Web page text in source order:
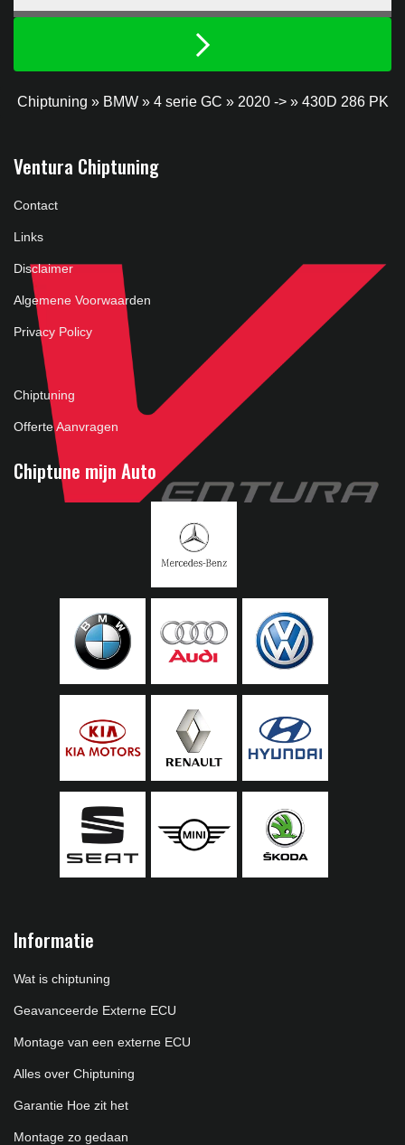
Chiptuning » BMW» 4 serie GC » 2020 ->» 430D 286 PK
Ventura Chiptuning
Contact
Links
Disclaimer
Algemene Voorwaarden
Privacy Policy
Chiptuning
Offerte Aanvragen
Chiptune mijn Auto
Informatie
Wat is chiptuning
Geavanceerde Externe ECU
Montage van een externe ECU
Alles over Chiptuning
Garantie Hoe zit het
Montage zo gedaan